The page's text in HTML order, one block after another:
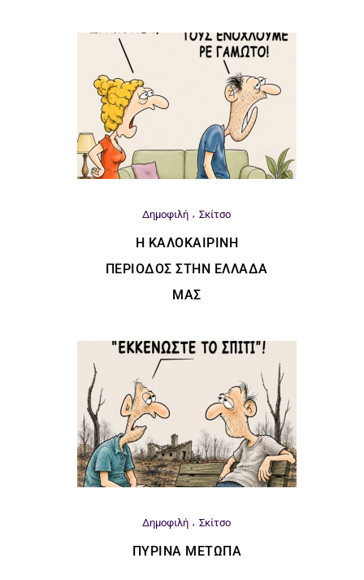
Δημοφιλή Σκίτσο
Η ΚΑΛΟΚΑΙΡΙΝΉ
ΠΕΡΊΟΔΟΣ ΣΤΗΝ ΕΛΛΆΔΑ
ΜΑΣ
Δημοφιλή Σκίτσο
ΠΎΡΙΝΑ ΜΈΤΩΠΑ